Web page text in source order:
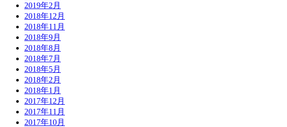
2019年2月
2018年12月
2018年11月
2018年9月
2018年8月
2018年7月
2018年5月
2018年2月
2018年1月
2017年12月
2017年11月
2017年10月